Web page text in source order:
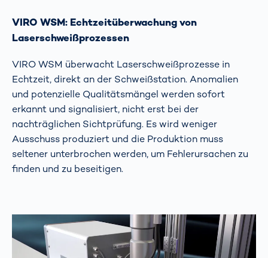
VIRO WSM: Echtzeitüberwachung von
Laserschweißprozessen
VIRO WSM überwacht Laserschweißprozesse in
Echtzeit, direkt an der Schweißstation. Anomalien
und potenzielle Qualitätsmängel werden sofort
erkannt und signalisiert, nicht erst bei der
nachträglichen Sichtprüfung. Es wird weniger
Ausschuss produziert und die Produktion muss
seltener unterbrochen werden, um Fehlerursachen zu
finden und zu beseitigen.